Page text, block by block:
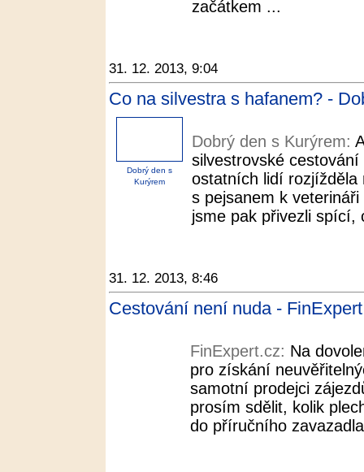
začátkem ...
31. 12. 2013, 9:04
Co na silvestra s hafanem? -
Dobrý den s
Kurýrem
Dobrý den s Kurýrem:
silvestrovské
ostatních lidí rozjížděla
s pejsanem k
jsme pak přivezli spící,
31. 12. 2013, 8:46
Cestování není nuda -
FinExpert.cz: Na
pro získání
samotní prodejci
prosím sdělit, kolik
do příručního